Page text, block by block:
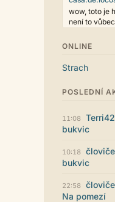
wow, toto je
není to
Už i počet
reklama co
myslím také
Líbí se mi
vzhledu. Na
jsou sice
určitě to
stylem...
puero 29.07.
ONLINE
Strach
POSLEDNÍ
11:08 Terri42
bukvic
10:18
bukvic
22:58
Na pomezí